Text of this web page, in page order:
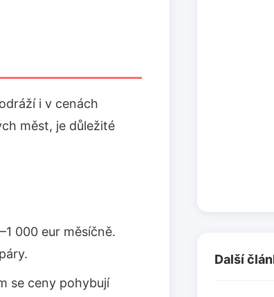
i v cenách
měst, je důležité
000 eur měsíčně.
se ceny pohybují
Další